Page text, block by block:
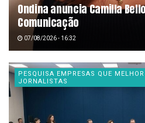
Ondina anuncia Camilla
Comunicação
07/08/2026 - 16:32
PESQUISA EMPRESAS QUE
JORNALISTAS